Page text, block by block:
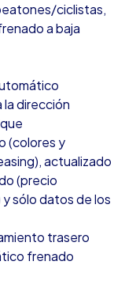
ciclistas,
a baja
la dirección
(colores y
actualizado
(precio
sólo datos de los
trasero
frenado